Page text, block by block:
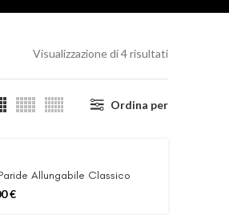
Visualizzazione di 4 risultatiOrdina
al
Ordina per
Allungabile Classico
€